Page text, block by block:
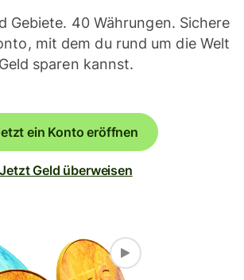
Gebiete. 40 Währungen. Sichere
mit dem du rund um die Welt
Geld sparen kannst.
ein Konto eröffnen
Jetzt Geld überweisen